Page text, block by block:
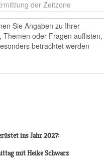
ins Jahr 2027:
mit Heike Schwarz